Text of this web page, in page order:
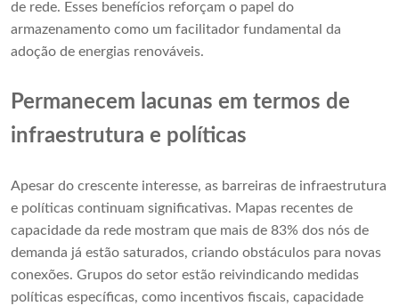
de rede. Esses benefícios reforçam o papel do
armazenamento como um facilitador fundamental da
adoção de energias renováveis.
Permanecem lacunas em termos de
infraestrutura e políticas
Apesar do crescente interesse, as barreiras de infraestrutura
e políticas continuam significativas. Mapas recentes de
capacidade da rede mostram que mais de 83% dos nós de
demanda já estão saturados, criando obstáculos para novas
conexões. Grupos do setor estão reivindicando medidas
políticas específicas, como incentivos fiscais, capacidade